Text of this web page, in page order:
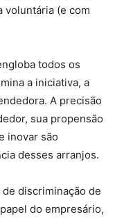
voluntária (e com
todos os
a iniciativa, a
A precisão
sua propensão
inovar são
desses arranjos.
discriminação de
do empresário,